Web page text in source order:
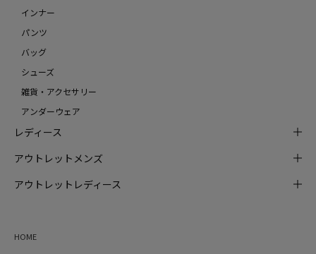
インナー
パンツ
バッグ
シューズ
雑貨・アクセサリー
アンダーウェア
レディース
アウトレットメンズ
アウトレットレディース
HOME